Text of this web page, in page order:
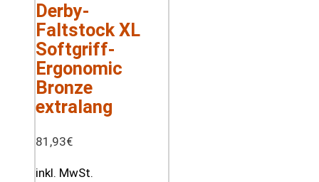
Derby-
Faltstock XL
Softgriff-
Ergonomic
Bronze
extralang
81,93€
inkl. MwSt.